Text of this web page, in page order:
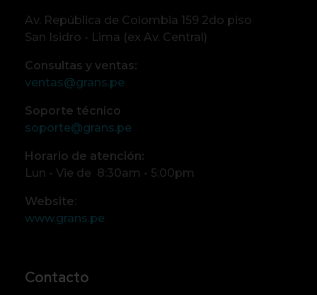
Av. República de Colombia 159 2do piso
San Isidro - Lima (ex Av. Central)
Consultas y ventas:
ventas@grans.pe
Soporte técnico
soporte@grans.pe
Horario de atención:
Lun - Vie de 8:30am - 5:00pm
Website:
www.grans.pe
Contacto